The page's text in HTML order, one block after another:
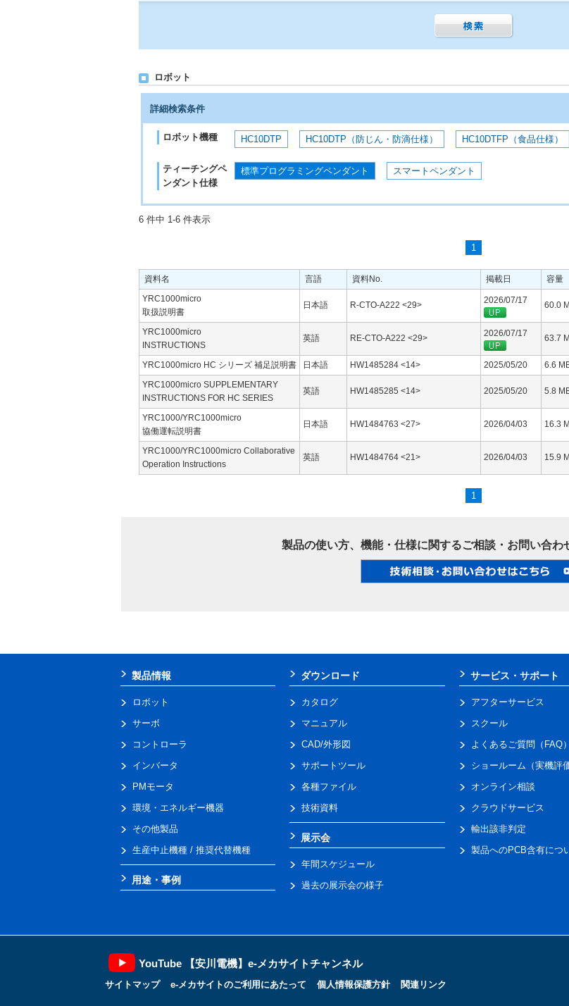
ロボット
詳細検索条件
ロボット機種 HC10DTP HC10DTP（防じん・防滴仕様） HC10DTFP（食品仕様）
ティーチングペ
ンダント仕様
標準プログラミングペンダント スマートペンダント
6 件中 1-6 件表示
1
資料名 言語 資料No. 掲載日 容量
YRC1000micro
取扱説明書
日本語 R-CTO-A222 <29> 2026/07/17 60.0
YRC1000micro
INSTRUCTIONS
英語 RE-CTO-A222 <29> 2026/07/17 63.7
YRC1000micro HC シリーズ 補足説明書 日本語 HW1485284 <14> 2025/05/20 6.6
YRC1000micro SUPPLEMENTARY
INSTRUCTIONS FOR HC SERIES
英語 HW1485285 <14> 2025/05/20 5.8
YRC1000/YRC1000micro
協働運転説明書
日本語 HW1484763 <27> 2026/04/03 16.3
YRC1000/YRC1000micro Collaborative
Operation Instructions
英語 HW1484764 <21> 2026/04/03 15.9
1
製品の使い方、機能・仕様に関するご相談・お問い合わ
製品情報
ロボット
サーボ
コントローラ
インバータ
PMモータ
環境・エネルギー機器
その他製品
生産中止機種 / 推奨代替機種
用途・事例
ダウンロード
カタログ
マニュアル
CAD/外形図
サポートツール
各種ファイル
技術資料
展示会
年間スケジュール
過去の展示会の様子
サービス・サポート
アフターサービス
スクール
よくあるご質問（FAQ）
ショールーム（実機評
オンライン相談
クラウドサービス
輸出該非判定
製品へのPCB含有につ
YouTube 【安川電機】e-メカサイトチャンネル
サイトマップ e-メカサイトのご利用にあたって 個人情報保護方針 関連リンク